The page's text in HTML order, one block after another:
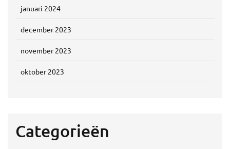
januari 2024
december 2023
november 2023
oktober 2023
Categorieën